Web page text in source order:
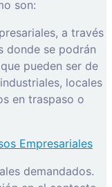
son:
a través
donde se podrán
pueden ser de
locales
en traspaso o
Empresariales
demandados.